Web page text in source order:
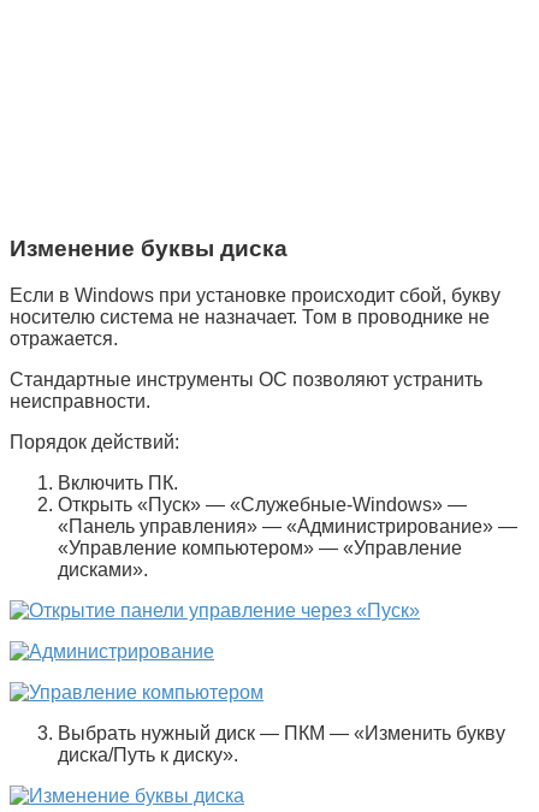
Изменение буквы диска
Если в Windows при установке происходит сбой, букву
носителю система не назначает. Том в проводнике не
отражается.
Стандартные инструменты ОС позволяют устранить
неисправности.
Порядок действий:
Включить ПК.
Открыть «Пуск» — «Служебные-Windows» —
«Панель управления» — «Администрирование» —
«Управление компьютером» — «Управление
дисками».
Выбрать нужный диск — ПКМ — «Изменить букву
диска/Путь к диску».